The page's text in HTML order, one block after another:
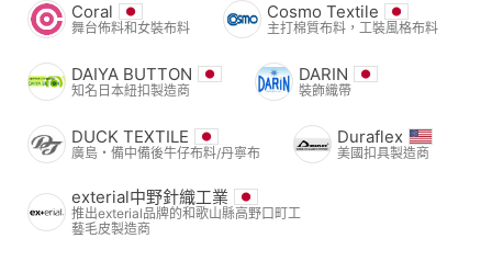
Coral
舞台佈料和女裝布料
Cosmo Textile
主打棉質布料，工裝風格布料
DAIYA BUTTON
知名日本紐扣製造商
DARIN
裝飾織帶
DUCK TEXTILE
廣島・備中備後牛仔布料/丹寧布
Duraflex
美國扣具製造商
exterial中野針織工業
推出exterial品牌的和歌山縣高野口町工
藝毛皮製造商